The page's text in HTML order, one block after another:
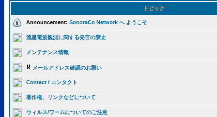
トピック
Announcement: SonotaCo Network へ ようこそ
流星電波観測に関する発言の禁止
メンテナンス情報
メールアドレス確認のお願い
Contact / コンタクト
著作権、リンクなどについて
ウィルス/ワームについてのご注意